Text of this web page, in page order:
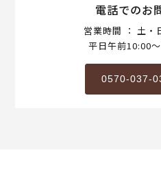
電話でのお
営業時間 ： 土・
平日午前10:00
0570-037-